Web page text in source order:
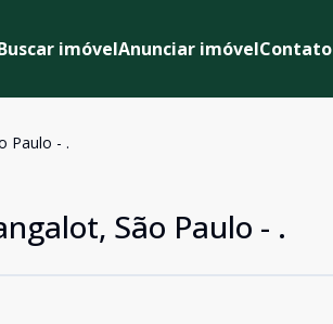
imóvelAnunciar imóvelContato
Paulo - .
São Paulo - .